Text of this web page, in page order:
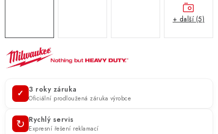
✓ 3 roky záruka
Oficiální prodloužená záruka výrobce
↻ Rychlý servis
Expresní řešení reklamací
+ další (5)